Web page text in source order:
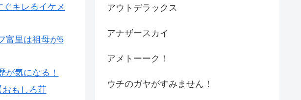
キレるイケメ
富里は祖母が5
気になる！
もしろ荘
アウトデラックス
アナザースカイ
アメトーーク！
ウチのガヤがすみません！